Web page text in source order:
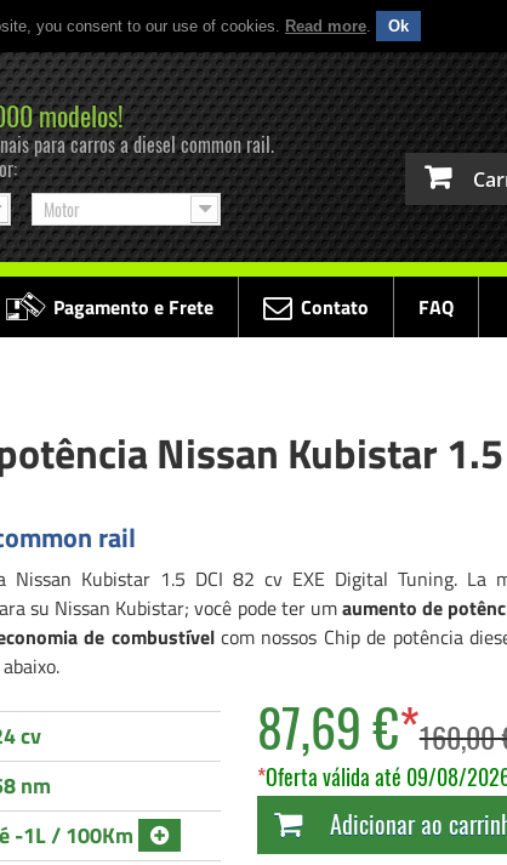
you consent to our use of cookies. Read more. Ok
modelos!
para carros a diesel common rail.
Motor
Pagamento e Frete Contato FAQ
Nissan Kubistar 1.5
rail
Nissan Kubistar 1.5 DCI 82 cv EXE Digital Tuning. La
su Nissan Kubistar; você pode ter umaumento de
de combustívelcom nossos Chip de potência
cv
nm
-1L / 100Km
87,69 €*160,00
*Oferta válida até 09/08/
Adicionar ao